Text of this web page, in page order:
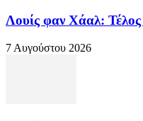
Λουίς φαν Χάαλ:
7 Αυγούστου 2026